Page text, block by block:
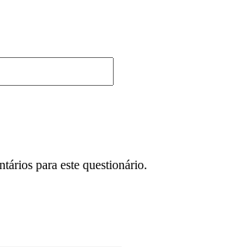
para este questionário.